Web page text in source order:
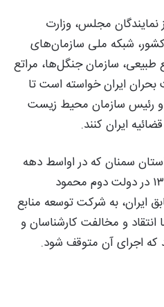
مجلس، وزارت
شبکه ملی سازمان‌های
سازمان جنگل‌ها، مراتع
بحران ایران خواسته است تا
و رئیس سازمان محیط زیست
ایران کنند.
سمنان که در اواسط دهه
۸۰ مطرح شده بود، در سال ۱۳۹۱ در دولت دوم محمود
ایران، به شرکت توسعه منابع
انتقاد و مخالفت کارشناسان و
اجرای آن متوقف شود.